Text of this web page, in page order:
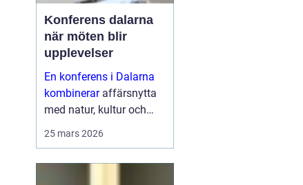
Konferens dalarna
när möten blir
upplevelser
En konferens i Dalarna
kombineraraffärsnytta
med natur, kultur och
25 mars 2026